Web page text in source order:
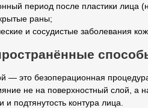
период после пластики лица
раны;
и сосудистые заболевания
— это безоперационная
не на поверхностный слой, а
и подтянутость контура лица.